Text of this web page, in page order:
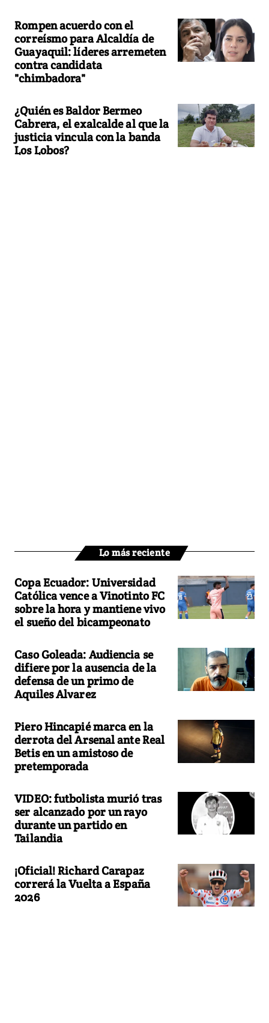
Rompen acuerdo con el
correísmo para Alcaldía de
Guayaquil: líderes arremeten
contra candidata
"chimbadora"
¿Quién es Baldor Bermeo
Cabrera, el exalcalde al que la
justicia vincula con la banda
Los Lobos?
Lo más reciente
Copa Ecuador: Universidad
Católica vence a Vinotinto FC
sobre la hora y mantiene vivo
el sueño del bicampeonato
Caso Goleada: Audiencia se
difiere por la ausencia de la
defensa de un primo de
Aquiles Alvarez
Piero Hincapié marca en la
derrota del Arsenal ante Real
Betis en un amistoso de
pretemporada
VIDEO: futbolista murió tras
ser alcanzado por un rayo
durante un partido en
Tailandia
¡Oficial! Richard Carapaz
correrá la Vuelta a España
2026